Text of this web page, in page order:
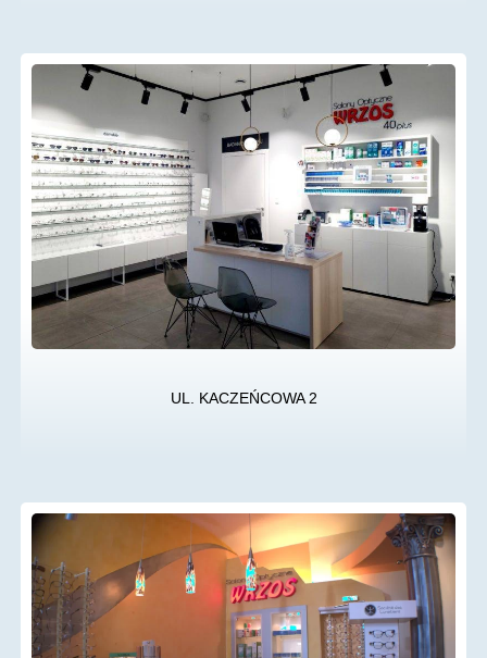
UL. KACZEŃCOWA 2